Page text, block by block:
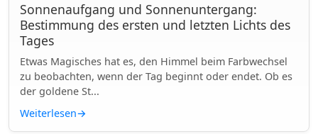
Sonnenaufgang und Sonnenuntergang:
Bestimmung des ersten und letzten Lichts des
Tages
Etwas Magisches hat es, den Himmel beim Farbwechsel
zu beobachten, wenn der Tag beginnt oder endet. Ob es
der goldene St...
Weiterlesen→